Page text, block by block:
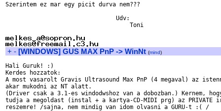
Szerintem ez mar egy picit durva nem???
                                Udv:
                                    Toni
+ - [WINDOWS] GUS MAX PnP -> WinNt (mind)
Hali Guruk! :)
Kerdes hozzatok:
A most vasarolt Gravis Ultrasound Max PnP (4 megaval) az
akar mukodni az NT alatt.
(Driver csak a 3.1-es windodwshoz van a dobozban.) Kernem,
tudja a megoldast (instal + a kartya-CD-MIDI prg) az PRIVATE
reszemre! /sajna, nem mindig van idom olvasni a GURU-t :( /